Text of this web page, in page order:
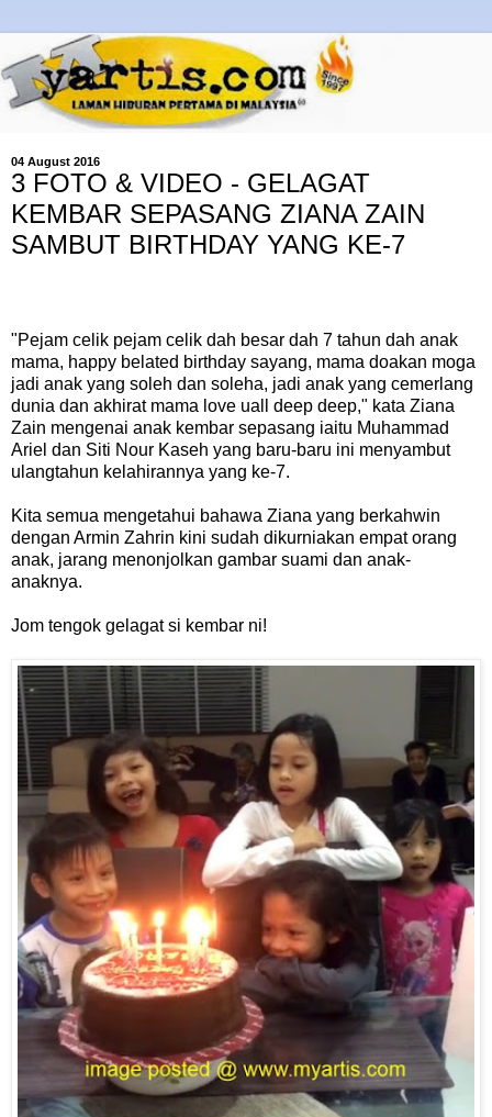
04 August 2016
3 FOTO & VIDEO - GELAGAT
KEMBAR SEPASANG ZIANA ZAIN
SAMBUT BIRTHDAY YANG KE-7
"Pejam celik pejam celik dah besar dah 7 tahun dah anak
mama, happy belated birthday sayang, mama doakan moga
jadi anak yang soleh dan soleha, jadi anak yang cemerlang
dunia dan akhirat mama love uall deep deep," kata Ziana
Zain mengenai anak kembar sepasang iaitu Muhammad
Ariel dan Siti Nour Kaseh yang baru-baru ini menyambut
ulangtahun kelahirannya yang ke-7.
Kita semua mengetahui bahawa Ziana yang berkahwin
dengan Armin Zahrin kini sudah dikurniakan empat orang
anak, jarang menonjolkan gambar suami dan anak-
anaknya.
Jom tengok gelagat si kembar ni!